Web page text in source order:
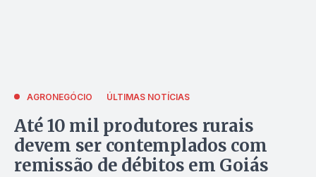
AGRONEGÓCIO ÚLTIMAS NOTÍCIAS
Até 10 mil produtores rurais
devem ser contemplados com
remissão de débitos em Goiás